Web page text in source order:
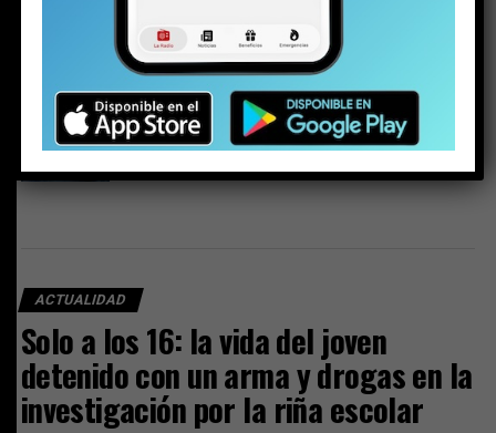
financiero del alcalde dicen que las
remuneraciones fueron pactadas con el jefe
comunal
Ministra de Medio Ambiente y toma de razón
del Plan de Descontaminación del Lago
Villarrica: “Una muy buena noticia para La
Araucanía y el país”
ACTUALIDAD
Solo a los 16: la vida del joven
detenido con un arma y drogas en la
investigación por la riña escolar